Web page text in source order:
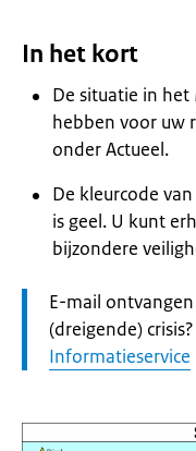
In het kort
De situatie in
hebben voor uw
onder Actueel.
De kleurcode
is geel. U kunt
bijzondere
Let
op:
E-mail
(dreigende) crisis?
Informatieservice